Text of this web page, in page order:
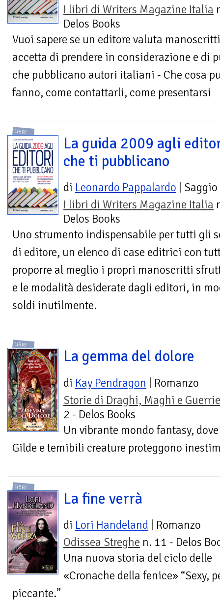
I libri di Writers Magazine Italia
Delos Books
Vuoi sapere se un editore valuta
accetta di prendere in considerazione e di
che pubblicano autori italiani - Che cosa
fanno, come contattarli, come presentarsi
LIBRI
La guida 2009 agli
che ti pubblicano
di Leonardo Pappalardo | Saggio
I libri di Writers Magazine Italia
Delos Books
Uno strumento indispensabile per tutti gli
di editore, un elenco di case editrici con
proporre al meglio i propri manoscritti
e le modalità desiderate dagli editori, in
soldi inutilmente.
LIBRI
La gemma del dolore
di Kay Pendragon | Romanzo
Storie di Draghi, Maghi e
2 - Delos Books
Un vibrante mondo fantasy,
Gilde e temibili creature proteggono
LIBRI
La fine verrà
di Lori Handeland | Romanzo
Odissea Streghe n. 11 - Delos
Una nuova storia del ciclo delle
«Cronache della fenice» “Sexy,
piccante.”